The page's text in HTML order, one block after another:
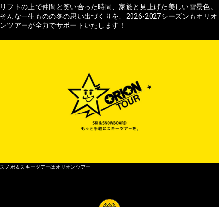
リフトの上で仲間と笑い合った時間、家族と見上げた美しい雪景色。
そんな一生ものの冬の思い出づくりを、2026-2027シーズンもオリオ
ンツアーが全力でサポートいたします！
スノボ＆スキーツアーはオリオンツアー